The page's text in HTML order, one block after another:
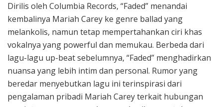
Dirilis oleh Columbia Records, “Faded” menandai
kembalinya Mariah Carey ke genre ballad yang
melankolis, namun tetap mempertahankan ciri khas
vokalnya yang powerful dan memukau. Berbeda dari
lagu-lagu up-beat sebelumnya, “Faded” menghadirkan
nuansa yang lebih intim dan personal. Rumor yang
beredar menyebutkan lagu ini terinspirasi dari
pengalaman pribadi Mariah Carey terkait hubungan